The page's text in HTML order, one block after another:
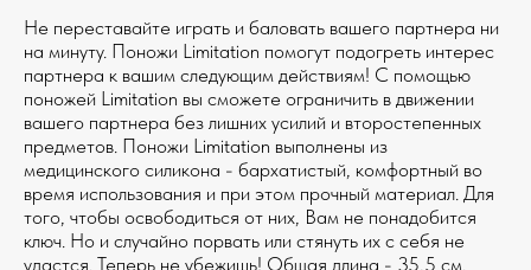
Не переставайте играть и баловать вашего партнера ни
на минуту. Поножи Limitation помогут подогреть интерес
партнера к вашим следующим действиям! С помощью
поножей Limitation вы сможете ограничить в движении
вашего партнера без лишних усилий и второстепенных
предметов. Поножи Limitation выполнены из
медицинского силикона - бархатистый, комфортный во
время использования и при этом прочный материал. Для
того, чтобы освободиться от них, Вам не понадобится
ключ. Но и случайно порвать или стянуть их с себя не
удастся. Теперь не убежишь! Общая длина - 35,5 см.